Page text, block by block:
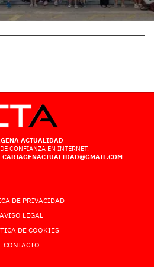
ACTUALIDAD
CONFIANZA EN INTERNET.
CARTAGENACTUALIDAD@GMAIL.COM
DE PRIVACIDAD
AVISO LEGAL
DE COOKIES
CONTACTO